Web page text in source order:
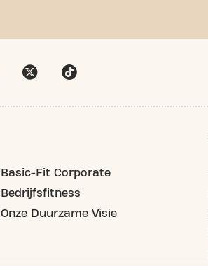
Basic-Fit Corporate
Bedrijfsfitness
Onze Duurzame Visie